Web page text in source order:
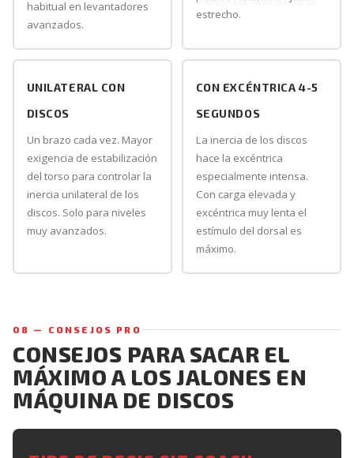
habitual en levantadores
avanzados.
estrecho.
UNILATERAL CON
DISCOS
Un brazo cada vez. Mayor
exigencia de estabilización
del torso para controlar la
inercia unilateral de los
discos. Solo para niveles
muy avanzados.
CON EXCÉNTRICA 4-5
SEGUNDOS
La inercia de los discos
hace la excéntrica
especialmente intensa.
Con carga elevada y
excéntrica muy lenta el
estímulo del dorsal es
máximo.
08 — CONSEJOS PRO
CONSEJOS PARA SACAR EL
MÁXIMO A LOS JALONES EN
MÁQUINA DE DISCOS